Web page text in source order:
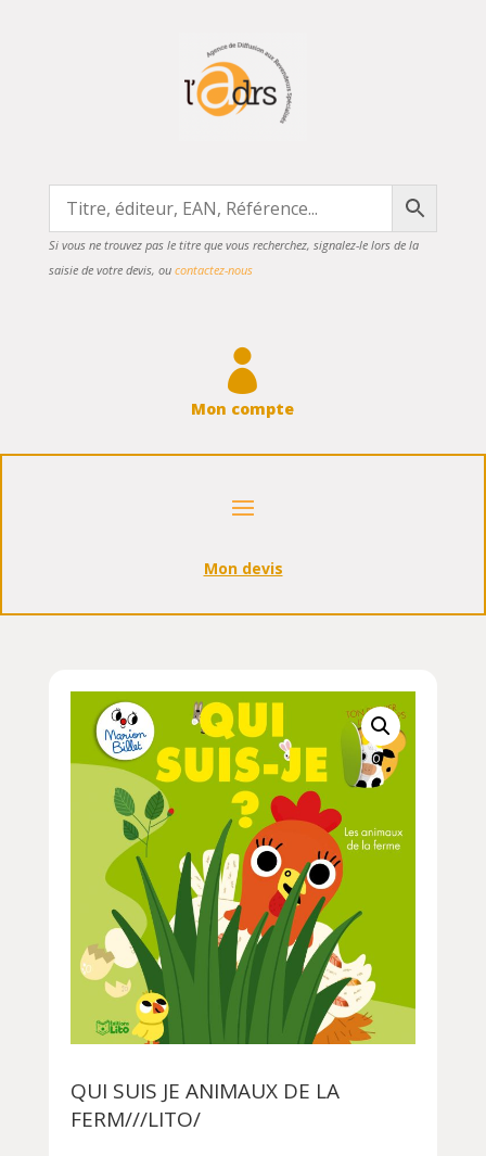
Si vous ne trouvez pas le titre que vous recherchez, signalez-le lors de la
saisie de votre devis, ou contactez-nous

Mon compte
Mon devis
QUI SUIS JE ANIMAUX DE LA
FERM///LITO/